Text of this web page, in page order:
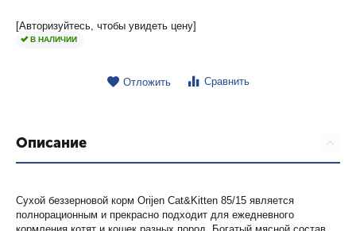
[Авторизуйтесь, чтобы увидеть цену]
В НАЛИЧИИ
Отложить Сравнить
Описание
Сухой беззерновой корм Orijen Cat&Kitten 85/15 является
полнорационным и прекрасно подходит для ежедневного
кормления котят и кошек разных пород. Богатый мясной состав